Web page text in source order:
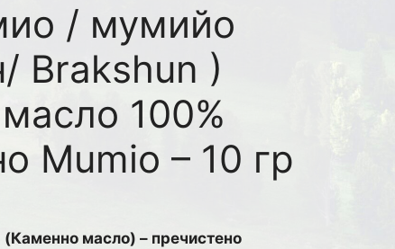
/ мумийо
Brakshun )
100%
Mumio – 10 гр
масло) – пречистено